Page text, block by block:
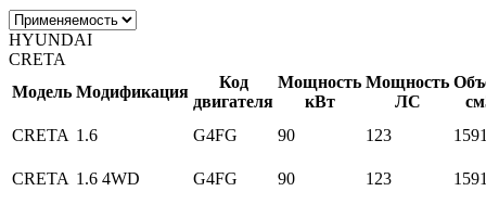
HYUNDAI
CRETA
Модель Модификация
Код
двигателя
Мощность
кВт
Мощность
ЛС
CRETA 1.6 G4FG 90 123
CRETA 1.6 4WD G4FG 90 123